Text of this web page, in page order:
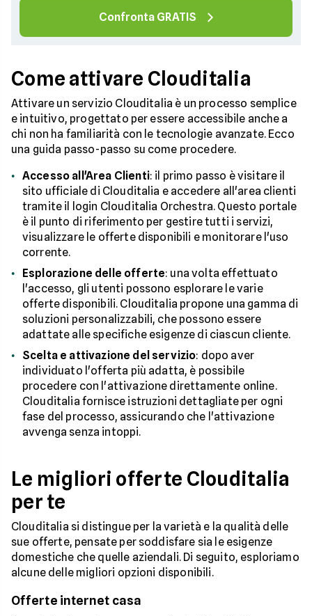
Confronta GRATIS
Come attivare Clouditalia
Attivare un servizio Clouditalia è un processo semplice
e intuitivo, progettato per essere accessibile anche a
chi non ha familiarità con le tecnologie avanzate. Ecco
una guida passo-passo su come procedere.
Accesso all'Area Clienti: il primo passo è visitare il
sito ufficiale di Clouditalia e accedere all'area clienti
tramite il login Clouditalia Orchestra. Questo portale
è il punto di riferimento per gestire tutti i servizi,
visualizzare le offerte disponibili e monitorare l'uso
corrente.
Esplorazione delle offerte: una volta effettuato
l'accesso, gli utenti possono esplorare le varie
offerte disponibili. Clouditalia propone una gamma di
soluzioni personalizzabili, che possono essere
adattate alle specifiche esigenze di ciascun cliente.
Scelta e attivazione del servizio: dopo aver
individuato l'offerta più adatta, è possibile
procedere con l'attivazione direttamente online.
Clouditalia fornisce istruzioni dettagliate per ogni
fase del processo, assicurando che l'attivazione
avvenga senza intoppi.
Le migliori offerte Clouditalia
per te
Clouditalia si distingue per la varietà e la qualità delle
sue offerte, pensate per soddisfare sia le esigenze
domestiche che quelle aziendali. Di seguito, esploriamo
alcune delle migliori opzioni disponibili.
Offerte internet casa